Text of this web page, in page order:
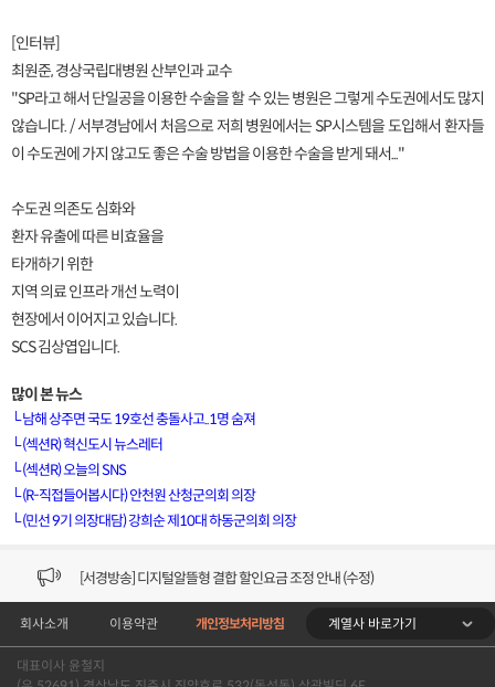
[인터뷰]
최원준, 경상국립대병원 산부인과 교수
"SP라고 해서 단일공을 이용한 수술을 할 수 있는 병원은 그렇게 수도권에서도 많지
않습니다. / 서부경남에서 처음으로 저희 병원에서는 SP시스템을 도입해서 환자들
이 수도권에 가지 않고도 좋은 수술 방법을 이용한 수술을 받게 돼서..."
수도권 의존도 심화와
환자 유출에 따른 비효율을
타개하기 위한
지역 의료 인프라 개선 노력이
현장에서 이어지고 있습니다.
SCS 김상엽입니다.
많이 본 뉴스
└남해 상주면 국도 19호선 충돌사고..1명 숨져
└(섹션R) 혁신도시 뉴스레터
└(섹션R) 오늘의 SNS
└(R-직접들어봅시다) 안천원 산청군의회 의장
└(민선 9기 의장대담) 강희순 제10대 하동군의회 의장
[VOD공지] 청춘초이스 이용금액 변경 안내
[서경방송] 일부 채널편성 변경 안내의 건 (7/22)
[서경방송] 디지털알뜰형 결합 할인요금 조정 안내 (수정)
[공지] 개인정보처리방침 (Ver2.15) 개정의 건 (7/1)
[서경방송] 일부 채널편성 변경 안내의 건 (7/1)
회사소개 이용약관 개인정보처리방침 계열사 바로가기
대표이사 윤철지